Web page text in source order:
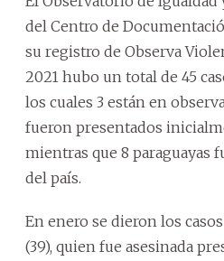
del Centro de
su registro de Observa
2021 hubo un total de 45
los cuales 3 están en
fueron presentados
mientras que 8 paraguayas
del país.
En enero se dieron los
(39), quien fue asesinada